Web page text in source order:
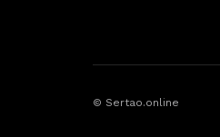
© Sertao.online